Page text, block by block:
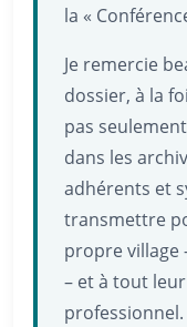
la «
Je remercie
dossier, à la
pas
dans les
adhérents et
transmettre
propre village
– et à tout
professionnel.